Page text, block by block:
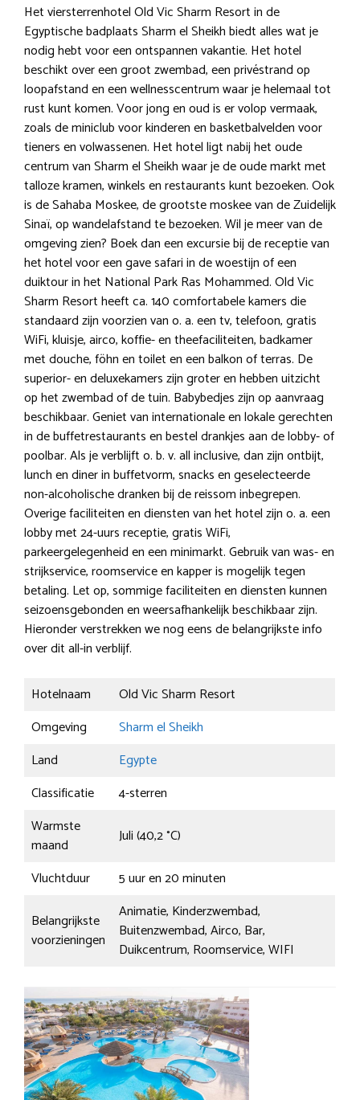
Het viersterrenhotel Old Vic Sharm Resort in de
Egyptische badplaats Sharm el Sheikh biedt alles wat je
nodig hebt voor een ontspannen vakantie. Het hotel
beschikt over een groot zwembad, een privéstrand op
loopafstand en een wellnesscentrum waar je helemaal tot
rust kunt komen. Voor jong en oud is er volop vermaak,
zoals de miniclub voor kinderen en basketbalvelden voor
tieners en volwassenen. Het hotel ligt nabij het oude
centrum van Sharm el Sheikh waar je de oude markt met
talloze kramen, winkels en restaurants kunt bezoeken. Ook
is de Sahaba Moskee, de grootste moskee van de Zuidelijk
Sinaï, op wandelafstand te bezoeken. Wil je meer van de
omgeving zien? Boek dan een excursie bij de receptie van
het hotel voor een gave safari in de woestijn of een
duiktour in het National Park Ras Mohammed. Old Vic
Sharm Resort heeft ca. 140 comfortabele kamers die
standaard zijn voorzien van o. a. een tv, telefoon, gratis
WiFi, kluisje, airco, koffie- en theefaciliteiten, badkamer
met douche, föhn en toilet en een balkon of terras. De
superior- en deluxekamers zijn groter en hebben uitzicht
op het zwembad of de tuin. Babybedjes zijn op aanvraag
beschikbaar. Geniet van internationale en lokale gerechten
in de buffetrestaurants en bestel drankjes aan de lobby- of
poolbar. Als je verblijft o. b. v. all inclusive, dan zijn ontbijt,
lunch en diner in buffetvorm, snacks en geselecteerde
non-alcoholische dranken bij de reissom inbegrepen.
Overige faciliteiten en diensten van het hotel zijn o. a. een
lobby met 24-uurs receptie, gratis WiFi,
parkeergelegenheid en een minimarkt. Gebruik van was- en
strijkservice, roomservice en kapper is mogelijk tegen
betaling. Let op, sommige faciliteiten en diensten kunnen
seizoensgebonden en weersafhankelijk beschikbaar zijn.
Hieronder verstrekken we nog eens de belangrijkste info
over dit all-in verblijf.
Hotelnaam
Old Vic Sharm Resort
Omgeving
Sharm el Sheikh
Land
Egypte
Classificatie
4-sterren
Warmste
maand
Juli (40,2 °C)
Vluchtduur
5 uur en 20 minuten
Belangrijkste
voorzieningen
Animatie, Kinderzwembad,
Buitenzwembad, Airco, Bar,
Duikcentrum, Roomservice, WIFI